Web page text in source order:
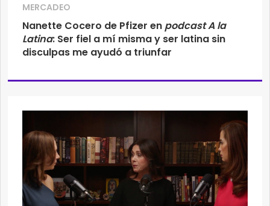
MERCADEO
Nanette Cocero de Pfizer en podcast A la
Latina: Ser fiel a mí misma y ser latina sin
disculpas me ayudó a triunfar